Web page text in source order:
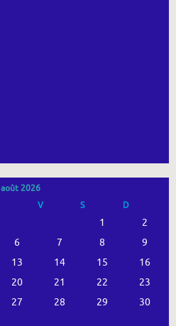
août 2026
V S D
1
2
6 7 8
9
13 14 15
16
20 21 22
23
27 28 29
30